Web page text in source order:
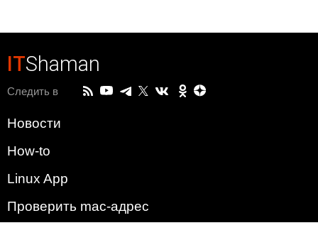
ITShaman
Следить в
Новости
How-to
Linux App
Проверить mac-адрес